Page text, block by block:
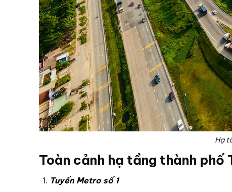
Hạ
Toàn cảnh hạ tầng thành phố
Tuyến Metro số 1